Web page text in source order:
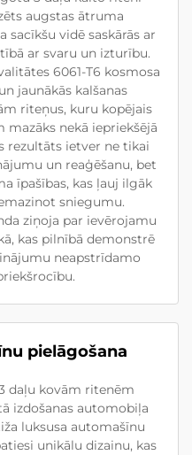
augstas ātruma
sacīkšu vidē saskārās ar
ar svaru un izturību.
6061-T6 kosmosa
jaunākās kalšanas
riteņus, kuru kopējais
mazāks nekā iepriekšējā
rezultāts ietver ne tikai
un reaģēšanu, bet
īpašības, kas ļauj ilgāk
sniegumu.
ziņoja par ievērojamu
kas pilnībā demonstrē
neapstrīdamo
pielāgošana
daļu kovām ritenēm
izdošanas automobiļa
luksusa automašīnu
unikālu dizainu, kas